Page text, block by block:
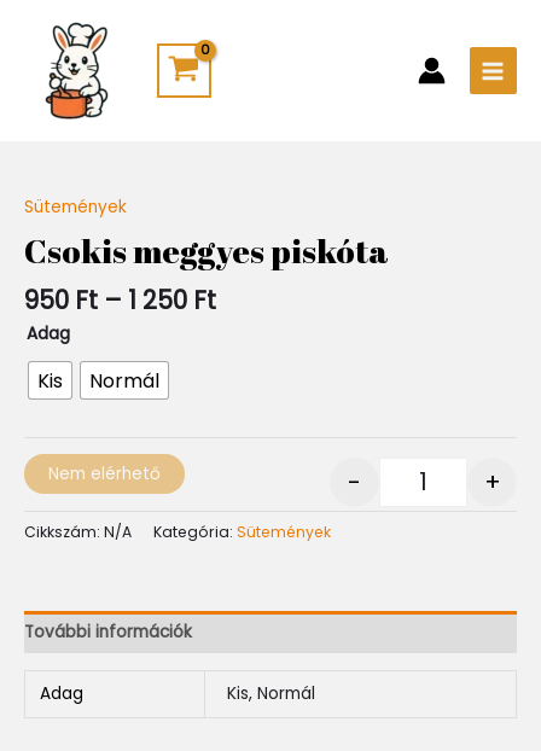
content
Sütemények
Csokis meggyes piskóta
950 Ft – 1 250 Ft
-
1
250 Ft
Adag
Kis Normál
- +
Nem elérhető
Cikkszám: N/A Kategória: Sütemények
További információk
Adag Kis, Normál